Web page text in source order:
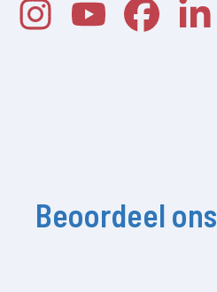
Beoordeel ons